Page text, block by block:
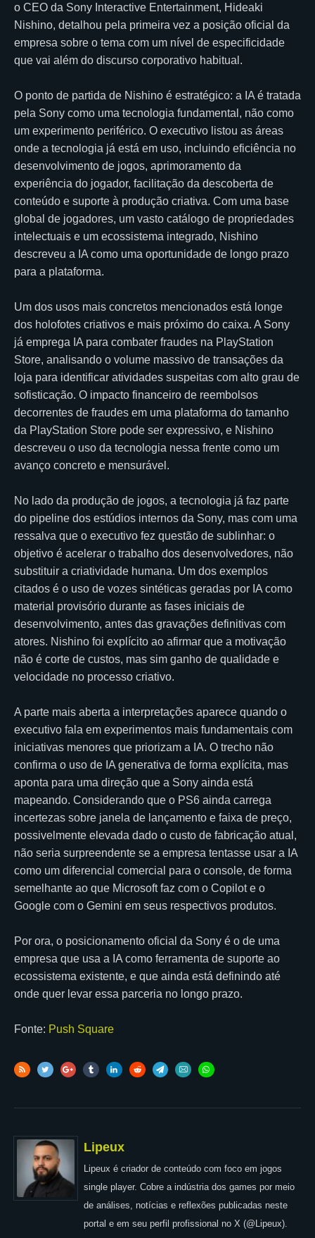
o CEO da Sony Interactive Entertainment, Hideaki
Nishino, detalhou pela primeira vez a posição oficial da
empresa sobre o tema com um nível de especificidade
que vai além do discurso corporativo habitual.
O ponto de partida de Nishino é estratégico: a IA é tratada
pela Sony como uma tecnologia fundamental, não como
um experimento periférico. O executivo listou as áreas
onde a tecnologia já está em uso, incluindo eficiência no
desenvolvimento de jogos, aprimoramento da
experiência do jogador, facilitação da descoberta de
conteúdo e suporte à produção criativa. Com uma base
global de jogadores, um vasto catálogo de propriedades
intelectuais e um ecossistema integrado, Nishino
descreveu a IA como uma oportunidade de longo prazo
para a plataforma.
Um dos usos mais concretos mencionados está longe
dos holofotes criativos e mais próximo do caixa. A Sony
já emprega IA para combater fraudes na PlayStation
Store, analisando o volume massivo de transações da
loja para identificar atividades suspeitas com alto grau de
sofisticação. O impacto financeiro de reembolsos
decorrentes de fraudes em uma plataforma do tamanho
da PlayStation Store pode ser expressivo, e Nishino
descreveu o uso da tecnologia nessa frente como um
avanço concreto e mensurável.
No lado da produção de jogos, a tecnologia já faz parte
do pipeline dos estúdios internos da Sony, mas com uma
ressalva que o executivo fez questão de sublinhar: o
objetivo é acelerar o trabalho dos desenvolvedores, não
substituir a criatividade humana. Um dos exemplos
citados é o uso de vozes sintéticas geradas por IA como
material provisório durante as fases iniciais de
desenvolvimento, antes das gravações definitivas com
atores. Nishino foi explícito ao afirmar que a motivação
não é corte de custos, mas sim ganho de qualidade e
velocidade no processo criativo.
A parte mais aberta a interpretações aparece quando o
executivo fala em experimentos mais fundamentais com
iniciativas menores que priorizam a IA. O trecho não
confirma o uso de IA generativa de forma explícita, mas
aponta para uma direção que a Sony ainda está
mapeando. Considerando que o PS6 ainda carrega
incertezas sobre janela de lançamento e faixa de preço,
possivelmente elevada dado o custo de fabricação atual,
não seria surpreendente se a empresa tentasse usar a IA
como um diferencial comercial para o console, de forma
semelhante ao que Microsoft faz com o Copilot e o
Google com o Gemini em seus respectivos produtos.
Por ora, o posicionamento oficial da Sony é o de uma
empresa que usa a IA como ferramenta de suporte ao
ecossistema existente, e que ainda está definindo até
onde quer levar essa parceria no longo prazo.
Fonte: Push Square
Lipeux
Lipeux é criador de conteúdo com foco em jogos
single player. Cobre a indústria dos games por meio
de análises, notícias e reflexões publicadas neste
portal e em seu perfil profissional no X (@Lipeux).